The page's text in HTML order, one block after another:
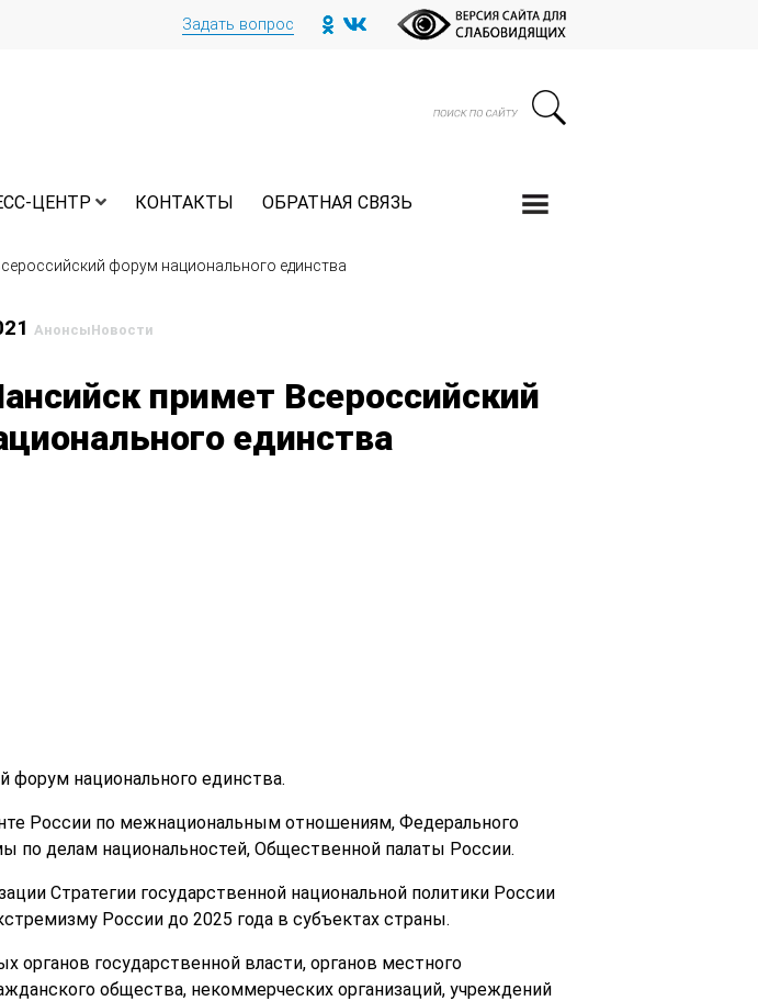
Задать вопрос
ЦЕНТР КОНТАКТЫ ОБРАТНАЯ СВЯЗЬ
форум национального единства
АнонсыНовости
примет Всероссийский
единства
форум национального единства.
России по межнациональным отношениям, Федерального
по делам национальностей, Общественной палаты России.
Стратегии государственной национальной политики России
России до 2025 года в субъектах страны.
органов государственной власти, органов местного
общества, некоммерческих организаций, учреждений